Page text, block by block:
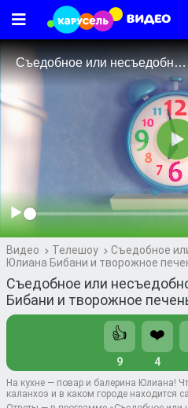
Видео Телешоу
Съедобное
Юлиана Бибани и творожное
Съедобное или
Бибани и творожное
👍
9
❤️
4
На кухне — повар и балерина Юлиана!
каланхоэ и в каком городе находится